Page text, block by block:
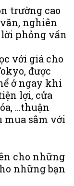
trường cao
nghiên
phỏng vấn
với giá cho
được
ở ngay khi
lợi, cửa
…thuận
mua sắm với
cho những
những bạn